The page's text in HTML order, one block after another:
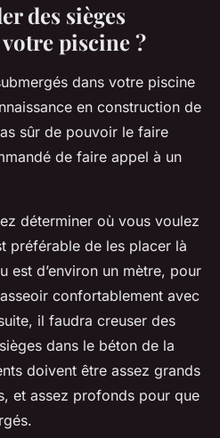
des sièges
piscine ?
dans votre piscine
en construction de
sûr de pouvoir le faire
de faire appel à un
déterminer où vous voulez
préférable de les placer là
est d’environ un mètre, pour
confortablement avec
il faudra creuser des
dans le béton de la
doivent être assez grands
et assez profonds pour que